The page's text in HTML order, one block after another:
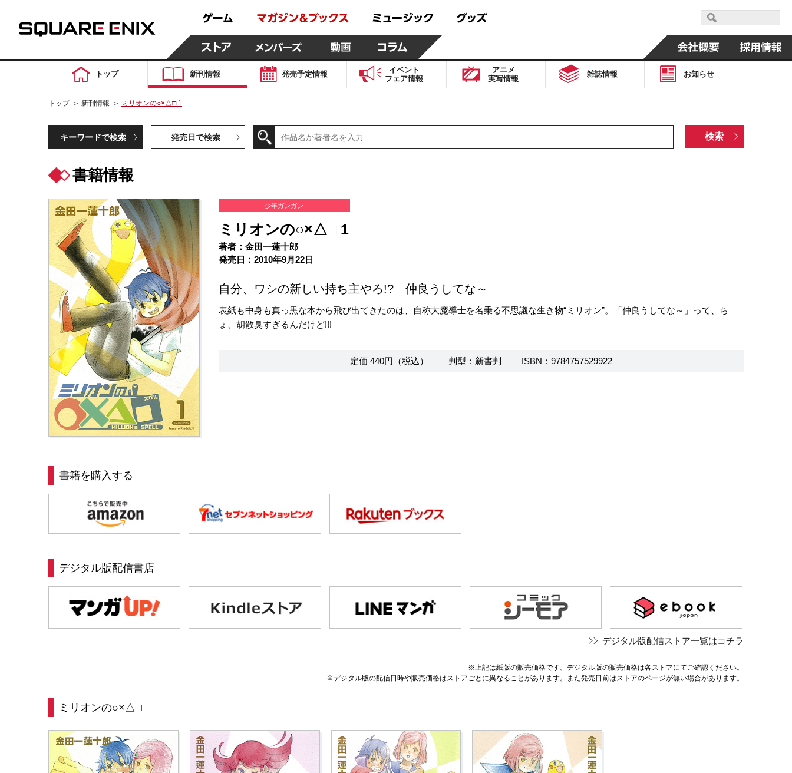
トップ 新刊情報 発売予定情報
イベント
フェア情報
アニメ
実写情報
雑誌情報 お知らせ
トップ ＞ 新刊情報 ＞ ミリオンの○×△□ 1
キーワードで検索 発売日で検索
書籍情報
少年ガンガン
ミリオンの○×△□ 1
著者：金田一蓮十郎
発売日：2010年9月22日
自分、ワシの新しい持ち主やろ!? 仲良うしてな～
表紙も中身も真っ黒な本から飛び出てきたのは、自称大魔導士を名乗る不思議な生き物“ミリオン”。「仲良うしてな～」って、ち
ょ、胡散臭すぎるんだけど!!!
定価 440円（税込） 判型：新書判 ISBN：9784757529922
書籍を購入する
デジタル版配信書店
デジタル版配信ストア一覧はコチラ
※上記は紙版の販売価格です。デジタル版の販売価格は各ストアにてご確認ください。
※デジタル版の配信日時や販売価格はストアごとに異なることがあります。また発売日前はストアのページが無い場合があります。
ミリオンの○×△□